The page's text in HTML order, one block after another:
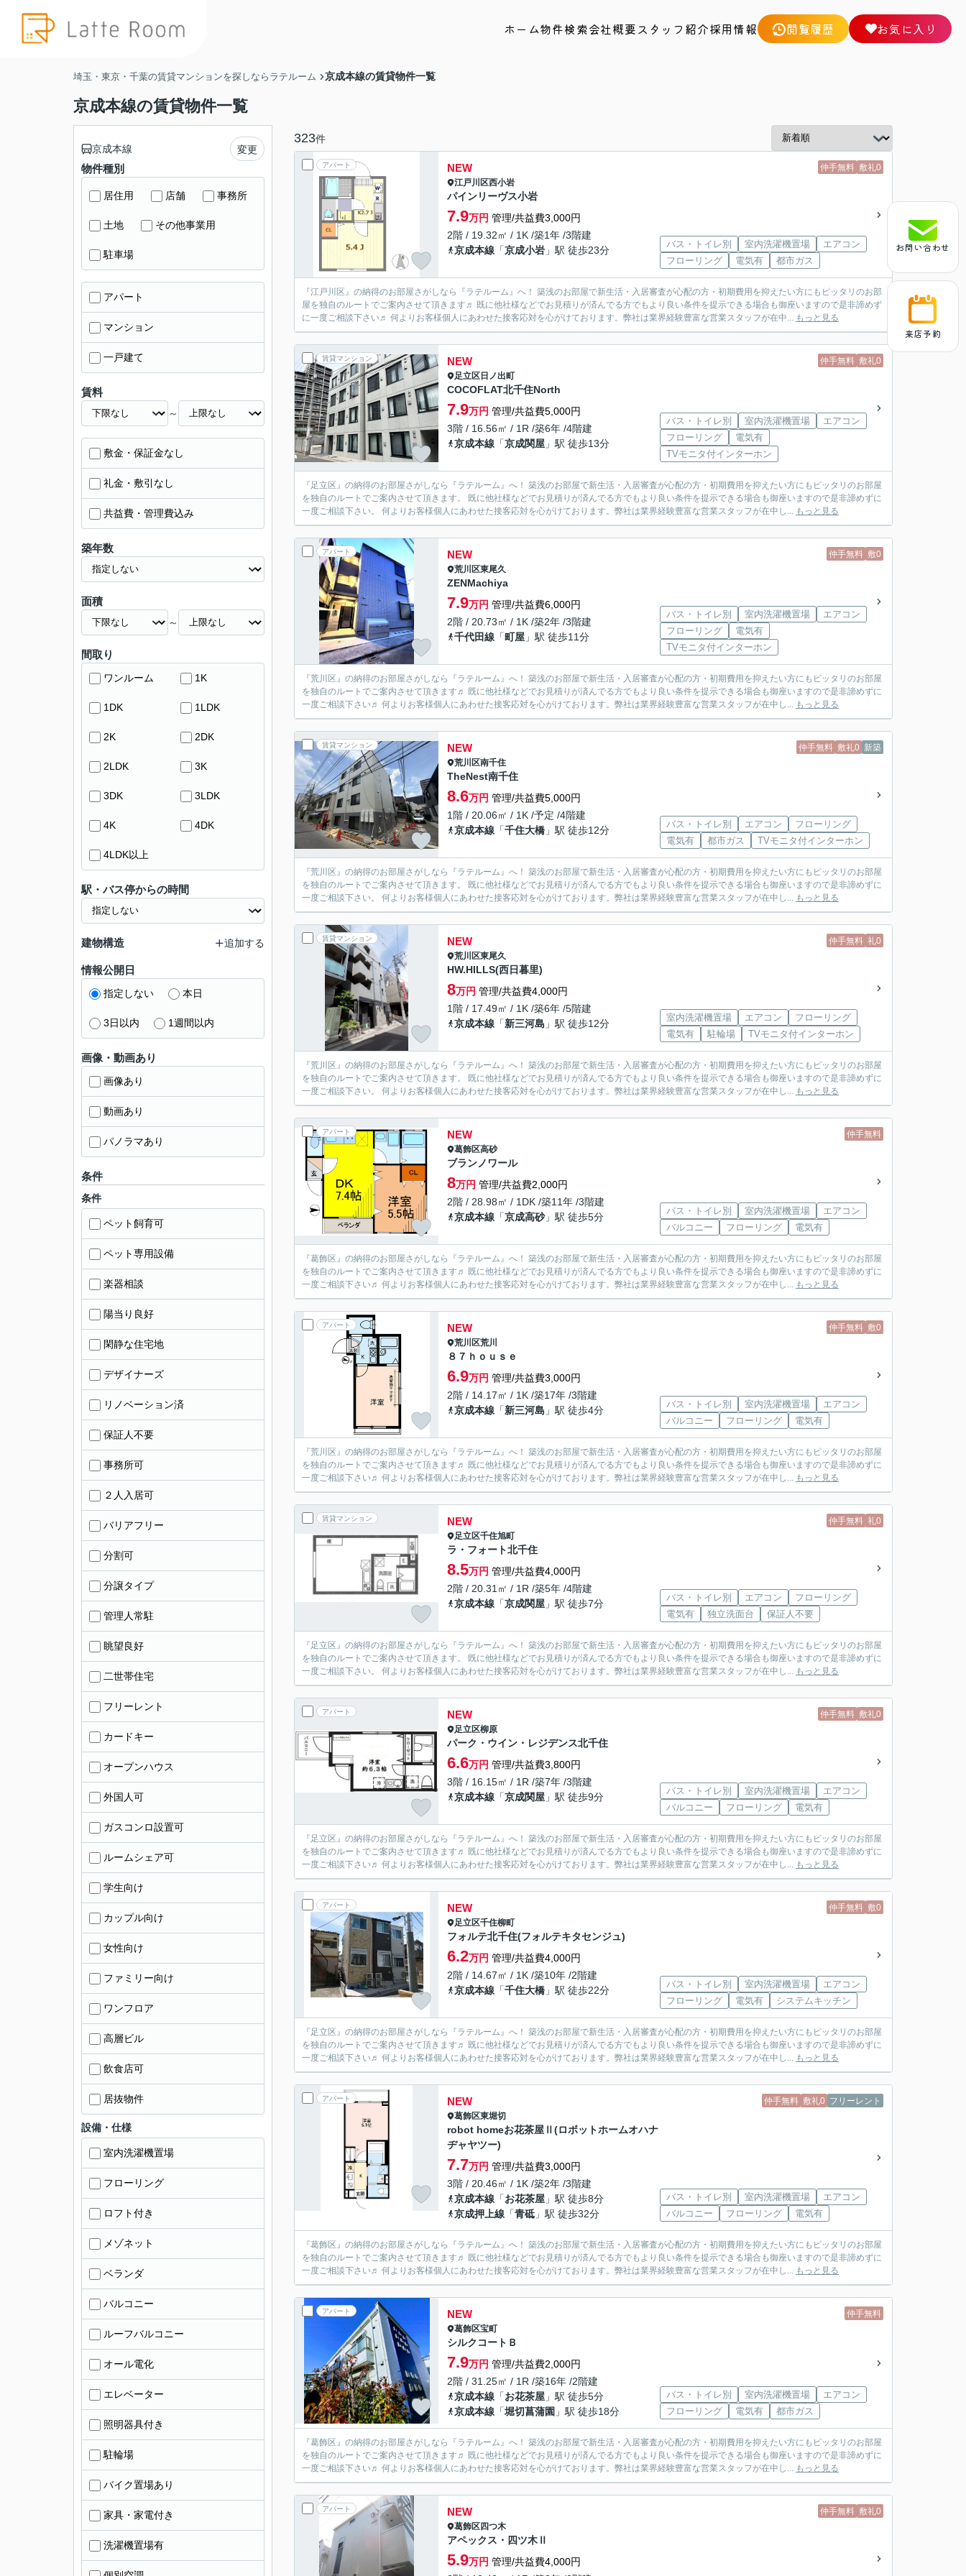
ホーム物件検索会社概要スタッフ紹介採用情報 閲覧履歴 お気に入り
お問い合わせ
来店予約
埼玉・東京・千葉の賃貸マンションを探しならラテルーム 京成本線の賃貸物件一覧
京成本線の賃貸物件一覧
323件
アパート 仲手無料 敷礼0
NEW
江戸川区西小岩
パインリーヴス小岩
7.9万円 管理/共益費3,000円
2階 / 19.32㎡ / 1K /築1年 /3階建
京成本線 「京成小岩 」駅 徒歩23分
バス・トイレ別 室内洗濯機置場
エアコン
フローリング
電気有 都市ガス
『江戸川区』の納得のお部屋さがしなら『ラテルーム』へ！ 築浅のお部屋で新生活・入居審査が心配の方・初期費用を抑えたい方にもピッタリのお部
屋を独自のルートでご案内させて頂きます♬ 既に他社様などでお見積りが済んでる方でもより良い条件を提示できる場合も御座いますので是非諦めず
に一度ご相談下さい♬ 何よりお客様個人にあわせた接客応対を心がけております。弊社は業界経験豊富な営業スタッフが在中... もっと見る
賃貸マンション 仲手無料 敷礼0
NEW
足立区 日ノ出町
COCOFLAT北千住North
7.9万円 管理/共益費5,000円
3階 / 16.56㎡ / 1R /築6年 /4階建
京成本線 「京成関屋 」駅 徒歩13分
バス・トイレ別 室内洗濯機置場
エアコン
フローリング
電気有
TVモニタ付インターホン
『足立区』の納得のお部屋さがしなら『ラテルーム』へ！ 築浅のお部屋で新生活・入居審査が心配の方・初期費用を抑えたい方にもピッタリのお部屋
を独自のルートでご案内させて頂きます。 既に他社様などでお見積りが済んでる方でもより良い条件を提示できる場合も御座いますので是非諦めずに
一度ご相談下さい。 何よりお客様個人にあわせた接客応対を心がけております。弊社は業界経験豊富な営業スタッフが在中し... もっと見る
アパート 仲手無料 敷0
NEW
荒川区東尾久
ZENMachiya
7.9万円 管理/共益費6,000円
2階 / 20.73㎡ / 1K /築2年 /3階建
千代田線 「町屋 」駅 徒歩11分
バス・トイレ別 室内洗濯機置場
エアコン
フローリング
電気有
TVモニタ付インターホン
『荒川区』の納得のお部屋さがしなら『ラテルーム』へ！ 築浅のお部屋で新生活・入居審査が心配の方・初期費用を抑えたい方にもピッタリのお部屋
を独自のルートでご案内させて頂きます♬ 既に他社様などでお見積りが済んでる方でもより良い条件を提示できる場合も御座いますので是非諦めずに
一度ご相談下さい♬ 何よりお客様個人にあわせた接客応対を心がけております。弊社は業界経験豊富な営業スタッフが在中し... もっと見る
賃貸マンション 仲手無料 敷礼0 新築
NEW
荒川区南千住
TheNest南千住
8.6万円 管理/共益費5,000円
1階 / 20.06㎡ / 1K /予定 /4階建
京成本線 「千住大橋 」駅 徒歩12分
バス・トイレ別 エアコン
フローリング
電気有
都市ガス TVモニタ付インターホン
『荒川区』の納得のお部屋さがしなら『ラテルーム』へ！ 築浅のお部屋で新生活・入居審査が心配の方・初期費用を抑えたい方にもピッタリのお部屋
を独自のルートでご案内させて頂きます。 既に他社様などでお見積りが済んでる方でもより良い条件を提示できる場合も御座いますので是非諦めずに
一度ご相談下さい。 何よりお客様個人にあわせた接客応対を心がけております。弊社は業界経験豊富な営業スタッフが在中し... もっと見る
賃貸マンション 仲手無料 礼0
NEW
荒川区東尾久
HW.HILLS(西日暮里)
8万円 管理/共益費4,000円
1階 / 17.49㎡ / 1K /築6年 /5階建
京成本線 「新三河島 」駅 徒歩12分
室内洗濯機置場 エアコン
フローリング
電気有
駐輪場 TVモニタ付インターホン
『荒川区』の納得のお部屋さがしなら『ラテルーム』へ！ 築浅のお部屋で新生活・入居審査が心配の方・初期費用を抑えたい方にもピッタリのお部屋
を独自のルートでご案内させて頂きます。 既に他社様などでお見積りが済んでる方でもより良い条件を提示できる場合も御座いますので是非諦めずに
一度ご相談下さい。 何よりお客様個人にあわせた接客応対を心がけております。弊社は業界経験豊富な営業スタッフが在中し... もっと見る
アパート 仲手無料
NEW
葛飾区高砂
ブランノワール
8万円 管理/共益費2,000円
2階 / 28.98㎡ / 1DK /築11年 /3階建
京成本線 「京成高砂」駅 徒歩5分
バス・トイレ別 室内洗濯機置場
エアコン
バルコニー
フローリング 電気有
『葛飾区』の納得のお部屋さがしなら『ラテルーム』へ！ 築浅のお部屋で新生活・入居審査が心配の方・初期費用を抑えたい方にもピッタリのお部屋
を独自のルートでご案内させて頂きます♬ 既に他社様などでお見積りが済んでる方でもより良い条件を提示できる場合も御座いますので是非諦めずに
一度ご相談下さい♬ 何よりお客様個人にあわせた接客応対を心がけております。弊社は業界経験豊富な営業スタッフが在中し... もっと見る
アパート 仲手無料 敷0
NEW
荒川区荒川
８７ｈｏｕｓｅ
6.9万円 管理/共益費3,000円
2階 / 14.17㎡ / 1K /築17年 /3階建
京成本線 「新三河島 」駅 徒歩4分
バス・トイレ別 室内洗濯機置場
エアコン
バルコニー
フローリング 電気有
『荒川区』の納得のお部屋さがしなら『ラテルーム』へ！ 築浅のお部屋で新生活・入居審査が心配の方・初期費用を抑えたい方にもピッタリのお部屋
を独自のルートでご案内させて頂きます♬ 既に他社様などでお見積りが済んでる方でもより良い条件を提示できる場合も御座いますので是非諦めずに
一度ご相談下さい♬ 何よりお客様個人にあわせた接客応対を心がけております。弊社は業界経験豊富な営業スタッフが在中し... もっと見る
賃貸マンション 仲手無料 礼0
NEW
足立区千住旭町
ラ・フォート北千住
8.5万円 管理/共益費4,000円
2階 / 20.31㎡ / 1R /築5年 /4階建
京成本線 「京成関屋 」駅 徒歩7分
バス・トイレ別 エアコン
フローリング
電気有
独立洗面台 保証人不要
『足立区』の納得のお部屋さがしなら『ラテルーム』へ！ 築浅のお部屋で新生活・入居審査が心配の方・初期費用を抑えたい方にもピッタリのお部屋
を独自のルートでご案内させて頂きます。 既に他社様などでお見積りが済んでる方でもより良い条件を提示できる場合も御座いますので是非諦めずに
一度ご相談下さい。 何よりお客様個人にあわせた接客応対を心がけております。弊社は業界経験豊富な営業スタッフが在中し... もっと見る
アパート 仲手無料 敷礼0
NEW
足立区柳原
パーク・ウイン・レジデンス北千住
6.6万円 管理/共益費3,800円
3階 / 16.15㎡ / 1R /築7年 /3階建
京成本線 「京成関屋 」駅 徒歩9分
バス・トイレ別 室内洗濯機置場
エアコン
バルコニー
フローリング 電気有
『足立区』の納得のお部屋さがしなら『ラテルーム』へ！ 築浅のお部屋で新生活・入居審査が心配の方・初期費用を抑えたい方にもピッタリのお部屋
を独自のルートでご案内させて頂きます♬ 既に他社様などでお見積りが済んでる方でもより良い条件を提示できる場合も御座いますので是非諦めずに
一度ご相談下さい♬ 何よりお客様個人にあわせた接客応対を心がけております。弊社は業界経験豊富な営業スタッフが在中し... もっと見る
アパート 仲手無料 敷0
NEW
足立区千住柳町
フォルテ北千住(フォルテキタセンジュ)
6.2万円 管理/共益費4,000円
2階 / 14.67㎡ / 1K /築10年 /2階建
京成本線 「千住大橋 」駅 徒歩22分
バス・トイレ別 室内洗濯機置場
エアコン
フローリング
電気有 システムキッチン
『足立区』の納得のお部屋さがしなら『ラテルーム』へ！ 築浅のお部屋で新生活・入居審査が心配の方・初期費用を抑えたい方にもピッタリのお部屋
を独自のルートでご案内させて頂きます♬ 既に他社様などでお見積りが済んでる方でもより良い条件を提示できる場合も御座いますので是非諦めずに
一度ご相談下さい♬ 何よりお客様個人にあわせた接客応対を心がけております。弊社は業界経験豊富な営業スタッフが在中し... もっと見る
アパート 仲手無料 敷礼0 フリーレント
NEW
葛飾区東堀切
robot homeお花茶屋Ⅱ(ロボットホームオハナ
ヂャヤツー)
7.7万円 管理/共益費3,000円
3階 / 20.46㎡ / 1K /築2年 /3階建
京成本線 「お花茶屋 」駅 徒歩8分
京成押上線 「青砥 」駅 徒歩32分
バス・トイレ別 室内洗濯機置場
エアコン
バルコニー
フローリング 電気有
『葛飾区』の納得のお部屋さがしなら『ラテルーム』へ！ 築浅のお部屋で新生活・入居審査が心配の方・初期費用を抑えたい方にもピッタリのお部屋
を独自のルートでご案内させて頂きます♬ 既に他社様などでお見積りが済んでる方でもより良い条件を提示できる場合も御座いますので是非諦めずに
一度ご相談下さい♬ 何よりお客様個人にあわせた接客応対を心がけております。弊社は業界経験豊富な営業スタッフが在中し... もっと見る
アパート 仲手無料
NEW
葛飾区宝町
シルクコートＢ
7.9万円 管理/共益費2,000円
2階 / 31.25㎡ / 1R /築16年 /2階建
京成本線 「お花茶屋 」駅 徒歩5分
京成本線 「堀切菖蒲園 」駅 徒歩18分
バス・トイレ別 室内洗濯機置場
エアコン
フローリング
電気有 都市ガス
『葛飾区』の納得のお部屋さがしなら『ラテルーム』へ！ 築浅のお部屋で新生活・入居審査が心配の方・初期費用を抑えたい方にもピッタリのお部屋
を独自のルートでご案内させて頂きます♬ 既に他社様などでお見積りが済んでる方でもより良い条件を提示できる場合も御座いますので是非諦めずに
一度ご相談下さい♬ 何よりお客様個人にあわせた接客応対を心がけております。弊社は業界経験豊富な営業スタッフが在中し... もっと見る
アパート 仲手無料 敷礼0
NEW
葛飾区四つ木
アペックス・四ツ木Ⅱ
5.9万円 管理/共益費4,000円
京成本線 変更
物件種別
居住用 店舗 事務所
土地 その他事業用
駐車場
アパート
マンション
一戸建て
賃料
～
敷金・保証金なし
礼金・敷引なし
共益費・管理費込み
築年数
面積
～
間取り
ワンルーム 1K
1DK 1LDK
2K 2DK
2LDK 3K
3DK 3LDK
4K 4DK
4LDK以上
駅・バス停からの時間
建物構造 追加する
情報公開日
指定しない 本日
3日以内 1週間以内
画像・動画あり
画像あり
動画あり
パノラマあり
条件
条件
ペット飼育可
ペット専用設備
楽器相談
陽当り良好
閑静な住宅地
デザイナーズ
リノベーション済
保証人不要
事務所可
２人入居可
バリアフリー
分割可
分譲タイプ
管理人常駐
眺望良好
二世帯住宅
フリーレント
カードキー
オープンハウス
外国人可
ガスコンロ設置可
ルームシェア可
学生向け
カップル向け
女性向け
ファミリー向け
ワンフロア
高層ビル
飲食店可
居抜物件
設備・仕様
室内洗濯機置場
フローリング
ロフト付き
メゾネット
ベランダ
バルコニー
ルーフバルコニー
オール電化
エレベーター
照明器具付き
駐輪場
バイク置場あり
家具・家電付き
洗濯機置場有